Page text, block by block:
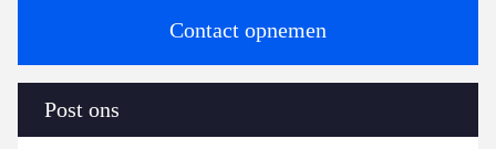
Contact opnemen
Post ons